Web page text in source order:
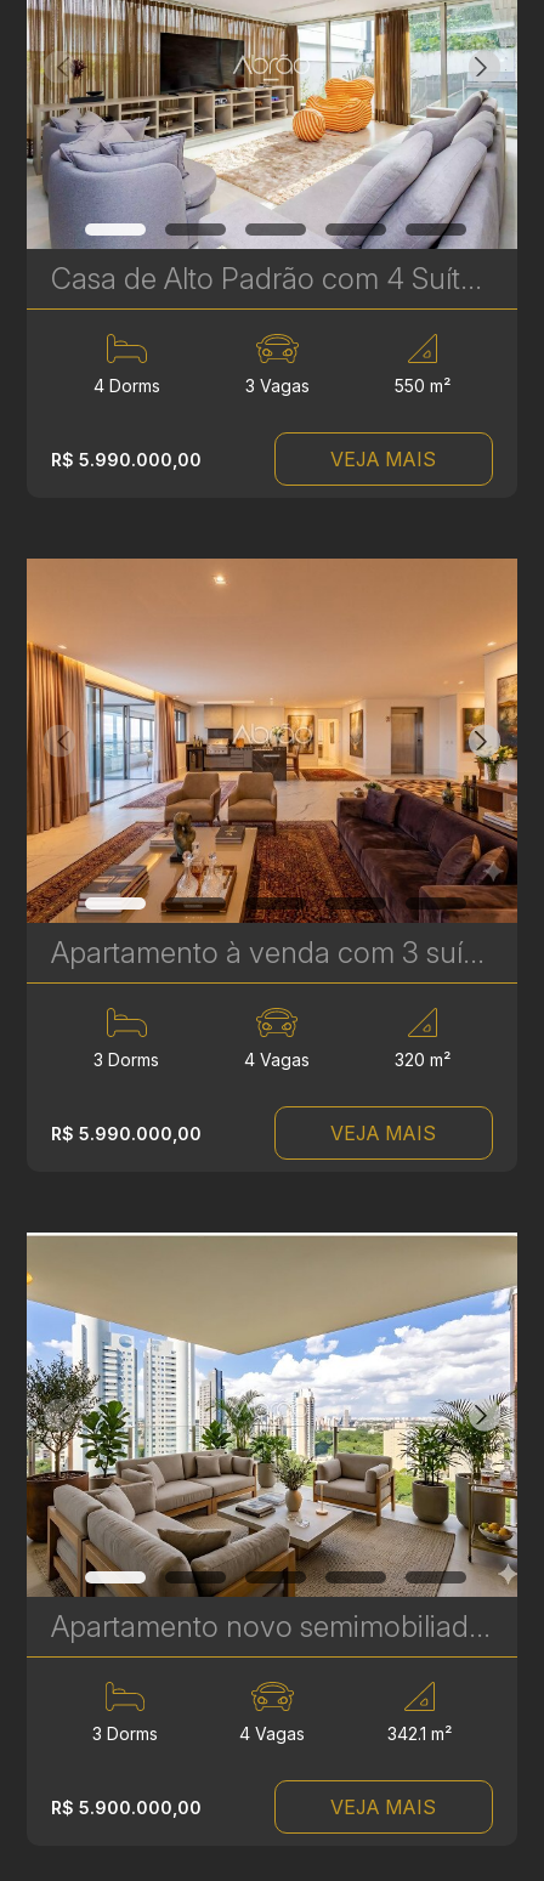
Casa de Alto Padrão com 4 Suítes à Venda no Paysage Provence – 550 m² de Luxo no Ecoville | Ref 369
4 Dorms 3 Vagas 550 m²
R$ 5.990.000,00 VEJA MAIS
Apartamento à venda com 3 suítes no Ecoville - 320 m² - Experience Plaenge | Ref. 1794
3 Dorms 4 Vagas 320 m²
R$ 5.990.000,00 VEJA MAIS
Apartamento novo semimobiliado com 3 suítes no Ecoville - Seventy Upper Mansion - 342 m² | Ref. 452
3 Dorms 4 Vagas 342.1 m²
R$ 5.900.000,00 VEJA MAIS